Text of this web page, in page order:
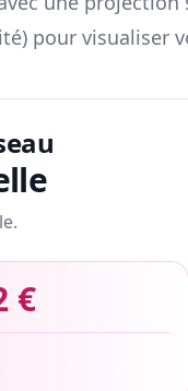
pour visualiser
€